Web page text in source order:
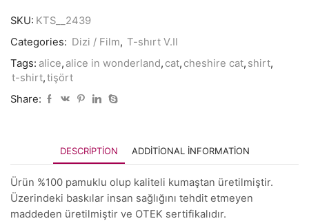
SKU: KTS__2439
Categories: Dizi / Film, T-shırt V.II
Tags: alice, alice in wonderland, cat, cheshire cat, shirt,
t-shirt,tişört
Share:
DESCRIPTION ADDITIONAL INFORMATION
Ürün %100 pamuklu olup kaliteli kumaştan üretilmiştir.
Üzerindeki baskılar insan sağlığını tehdit etmeyen
maddeden üretilmiştir ve OTEK sertifikalıdır.